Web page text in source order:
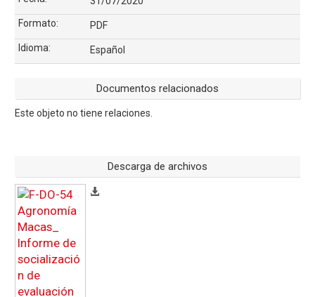
Formato:
PDF
Idioma:
Español
Documentos relacionados
Este objeto no tiene relaciones.
Descarga de archivos